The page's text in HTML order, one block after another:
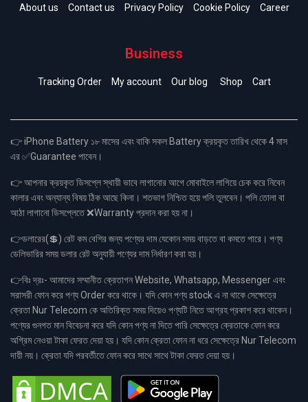
About us Contact us Privacy Policy Cookie Policy Career
Business
Tracking Order My account Our blog Shop Cart
👉 iPhone Battery ১৮ মাসের এবং বাকি সকল Battery ক্রয়কৃত তারিখ থেকে 4 মাস
এর ✅Guarantee পাবেন।
👉 আপনার ক্রয়কৃত ডিসপ্লে স্থায়ী ভাবে লাগানোর আগে মোবাইলে লাগিয়ে চেক করে নিবেন
কালার এবং অন্যান্য বিষয় ঠিক আছে কিনা। শতভাগ নিশ্চিত হয়ে পলি তুলবেন। পলি তোলা বা
আঠা লাগানো ডিসপ্লেতে ❌Warranty প্রদান করা হয় না।
👉ডলারের(💲) রেট কম বেশির জন্য পণ্যের দাম যেকোন সময় বাড়তে বা কমতে পারে। পণ্য
ডেলিভারির সময় ডলার রেট অনুযায়ী পণ্যের দাম নির্ধারণ করা হয়।
👉বিঃ দ্রঃ- আমাদের সম্মানীত ক্রেতাগন Website, Whatsapp, Messenger এবং
সরাসরী ফোন করে পণ্য Order করে থাকে। যদি কোন পণ্য stock এ না থাকে সেক্ষেত্রে
ক্রেতা Nur Telecom কে অতিরিক্ত সময় দিয়েও পণ্যটি নিতে আগ্রহ প্রকাশ করে থাকেন।
পণ্যের গুনগত মান বিবেচনা করে যদি কোন পণ্য না দিতে পারি সেক্ষেত্রে ক্রেতাকে ফোন করে
অগ্রিম নেওয়া টাকা ফেরত দেয়া হয়। যদি কোন ক্রেতা ফোন না ধরে সেক্ষেত্রে Nur Telecom
দায়ী নয়। ক্রেতা যদি পরবর্তীতে ফোন করে সাথে সাথে টাকা ফেরত দেয়া হয়।